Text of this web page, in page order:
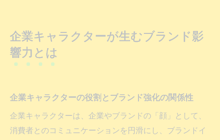
企業キャラクター導入で顧客ロイヤリティ
向上へ
企業キャラクター成功例が教える実践的な
役割
企業キャラクターの役割と成功の要因を解
企業キャラクターが生むブランド影
響力とは
企業キャラクターの役割とブランド強化の関係性
企業キャラクターは、企業やブランドの「顔」として、
消費者とのコミュニケーションを円滑にし、ブランドイ